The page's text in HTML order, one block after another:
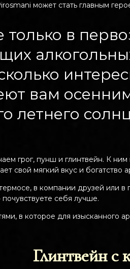
может стать главным
в
вам
летнего
грог, пунш и глинтвейн. К
свой мягкий вкус и богатство
в компании друзей или
почувствуете себя лучше.
в которое для изысканного
Глинтвейн с